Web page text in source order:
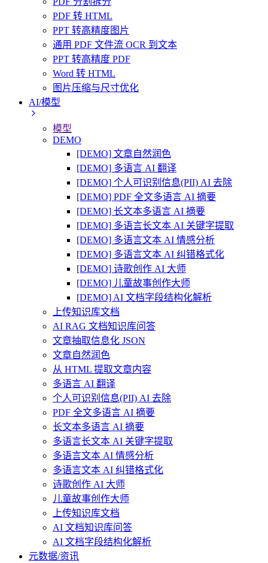
PDF 转 HTML
PPT 转高精度图片
通用 PDF 文件流 OCR 到文本
PPT 转高精度 PDF
Word 转 HTML
图片压缩与尺寸优化
AI/模型
模型
DEMO
[DEMO] 文章自然润色
[DEMO] 多语言 AI 翻译
[DEMO] 个人可识别信息(PII) AI 去除
[DEMO] PDF 全文多语言 AI 摘要
[DEMO] 长文本多语言 AI 摘要
[DEMO] 多语言长文本 AI 关键字提取
[DEMO] 多语言文本 AI 情感分析
[DEMO] 多语言文本 AI 纠错格式化
[DEMO] 诗歌创作 AI 大师
[DEMO] 儿童故事创作大师
[DEMO] AI 文档字段结构化解析
上传知识库文档
AI RAG 文档知识库问答
文章抽取信息化 JSON
文章自然润色
从 HTML 提取文章内容
多语言 AI 翻译
个人可识别信息(PII) AI 去除
PDF 全文多语言 AI 摘要
长文本多语言 AI 摘要
多语言长文本 AI 关键字提取
多语言文本 AI 情感分析
多语言文本 AI 纠错格式化
诗歌创作 AI 大师
儿童故事创作大师
上传知识库文档
AI 文档知识库问答
AI 文档字段结构化解析
元数据/资讯